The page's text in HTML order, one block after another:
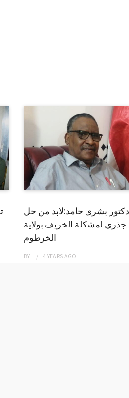
دكتور بشرى حامد:لابد من حل
جذري لمشكلة الخريف بولاية
الخرطوم
BY 4 YEARS AGO